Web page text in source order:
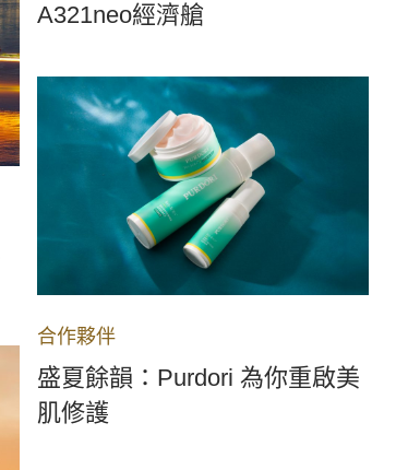
A321neo經濟艙
合作夥伴
盛夏餘韻：Purdori 為你重啟美
肌修護